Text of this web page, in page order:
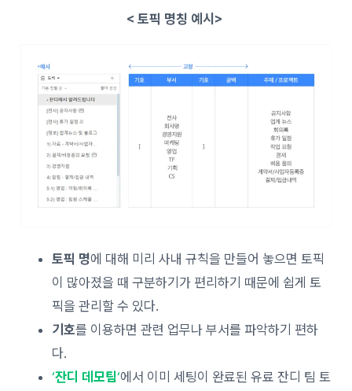
< 토픽 명칭 예시>
토픽 명에 대해 미리 사내 규칙을 만들어 놓으면 토픽
이 많아졌을 때 구분하기가 편리하기 때문에 쉽게 토
픽을 관리할 수 있다.
기호를 이용하면 관련 업무나 부서를 파악하기 편하
다.
‘잔디 데모팀‘에서 이미 세팅이 완료된 유료 잔디 팀 토